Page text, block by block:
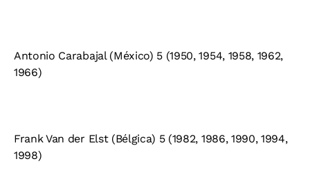
Antonio Carabajal (México) 5 (1950, 1954, 1958, 1962,
1966)
Frank Van der Elst (Bélgica) 5 (1982, 1986, 1990, 1994,
1998)